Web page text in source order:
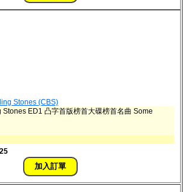
Stones (CBS)
Stones ED1 凸字首版榜首大碟榜首名曲 Some